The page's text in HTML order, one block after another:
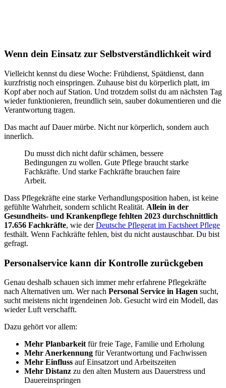
Wenn dein Einsatz zur Selbstverständlichkeit wird
Vielleicht kennst du diese Woche: Frühdienst, Spätdienst, dann
kurzfristig noch einspringen. Zuhause bist du körperlich platt, im
Kopf aber noch auf Station. Und trotzdem sollst du am nächsten Tag
wieder funktionieren, freundlich sein, sauber dokumentieren und die
Verantwortung tragen.
Das macht auf Dauer mürbe. Nicht nur körperlich, sondern auch
innerlich.
Du musst dich nicht dafür schämen, bessere
Bedingungen zu wollen. Gute Pflege braucht starke
Fachkräfte. Und starke Fachkräfte brauchen faire
Arbeit.
Dass Pflegekräfte eine starke Verhandlungsposition haben, ist keine
gefühlte Wahrheit, sondern schlicht Realität. Allein in der
Gesundheits- und Krankenpflege fehlten 2023 durchschnittlich
17.656 Fachkräfte, wie derDeutsche Pflegerat im Factsheet Pflege
festhält. Wenn Fachkräfte fehlen, bist du nicht austauschbar. Du bist
gefragt.
Personalservice kann dir Kontrolle zurückgeben
Genau deshalb schauen sich immer mehr erfahrene Pflegekräfte
nach Alternativen um. Wer nach Personal Service in Hagen sucht,
sucht meistens nicht irgendeinen Job. Gesucht wird ein Modell, das
wieder Luft verschafft.
Dazu gehört vor allem:
Mehr Planbarkeit für freie Tage, Familie und Erholung
Mehr Anerkennung für Verantwortung und Fachwissen
Mehr Einfluss auf Einsatzort und Arbeitszeiten
Mehr Distanz zu den alten Mustern aus Dauerstress und
Dauereinspringen